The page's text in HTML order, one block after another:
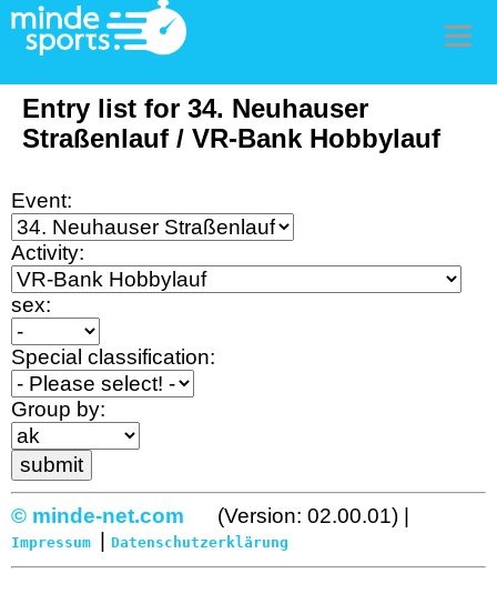
Entry list for 34. Neuhauser
Straßenlauf / VR-Bank Hobbylauf
Event:
Activity:
sex:
Special classification:
Group by:
© minde-net.com (Version: 02.00.01) |
Impressum Datenschutzerklärung